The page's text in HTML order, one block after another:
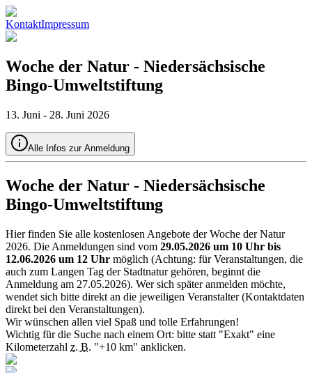
KontaktImpressum
Woche der Natur - Niedersächsische
Bingo-Umweltstiftung
13. Juni - 28. Juni 2026
Alle Infos zur Anmeldung
Woche der Natur - Niedersächsische
Bingo-Umweltstiftung
Hier finden Sie alle kostenlosen Angebote der Woche der Natur
2026. Die Anmeldungen sind vom 29.05.2026 um 10 Uhr bis
12.06.2026 um 12 Uhr möglich (Achtung: für Veranstaltungen, die
auch zum Langen Tag der Stadtnatur gehören, beginnt die
Anmeldung am 27.05.2026). Wer sich später anmelden möchte,
wendet sich bitte direkt an die jeweiligen Veranstalter (Kontaktdaten
direkt bei den Veranstaltungen).
Wir wünschen allen viel Spaß und tolle Erfahrungen!
Wichtig für die Suche nach einem Ort: bitte statt "Exakt" eine
Kilometerzahl z. B. "+10 km" anklicken.